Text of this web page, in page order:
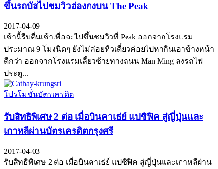
ขึ้นรถบัสไปชมวิวฮ่องกงบน The Peak
2017-04-09
เช้านี้รีบตื่นเช้าเพื่อจะไปขึ้นชมวิวที่ Peak ออกจากโรงแรม
ประมาณ 9 โมงนิดๆ ยังไม่ค่อยหิวเดี๋ยวค่อยไปหากินเอาข้างหน้า
ดีกว่า ออกจากโรงแรมเลี้ยวซ้ายทางถนน Man Ming ลงรถไฟ
ประตู...
โปรโมชั่นบัตรเครดิต
รับสิทธิพิเศษ 2 ต่อ เมื่อบินคาเธ่ย์ แปซิฟิค สู่ญี่ปุ่นและ
เกาหลีผ่านบัตรเครดิตกรุงศรี
2017-04-03
รับสิทธิพิเศษ 2 ต่อ เมื่อบินคาเธ่ย์ แปซิฟิค สู่ญี่ปุ่นและเกาหลีผ่าน